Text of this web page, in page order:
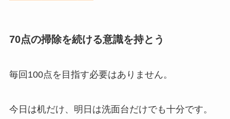
70点の掃除を続ける意識を持とう
毎回100点を目指す必要はありません。
今日は机だけ、明日は洗面台だけでも十分です。